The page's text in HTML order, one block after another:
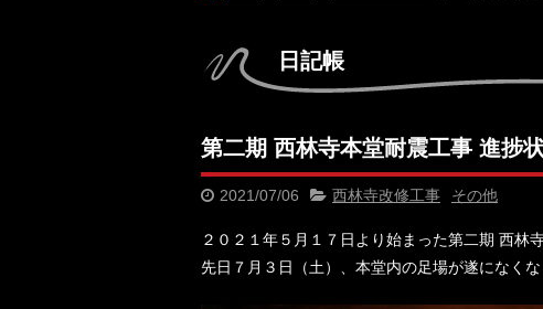
日記帳
第二期 西林寺本堂耐震工事 進捗
2021/07/06 西林寺改修工事 その他
２０２１年５月１７日より始まった第二期 西林
先日７月３日（土）、本堂内の足場が遂になく